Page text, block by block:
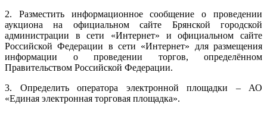
2. Разместить информационное сообщение о проведении
аукциона на официальном сайте Брянской городской
администрации в сети «Интернет» и официальном сайте
Российской Федерации в сети «Интернет» для размещения
информации о проведении торгов, определённом
Правительством Российской Федерации.
3. Определить оператора электронной площадки – АО
«Единая электронная торговая площадка».